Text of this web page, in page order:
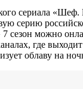
сериала
серию
сезон можно
где
облаву на